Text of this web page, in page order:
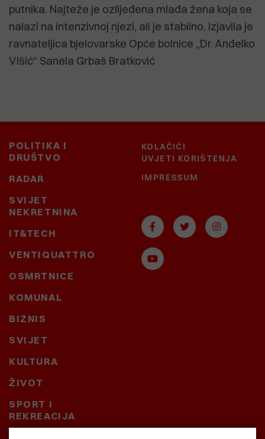
putnika. Najteže je ozlijeđena mlađa žena koja se
nalazi na intenzivnoj njezi, ali je stabilno, izjavila je
ravnateljica bjelovarske Opće bolnice „Dr. Anđelko
Višić“ Sanela Grbaš Bratković
POLITIKA I
DRUŠTVO
RADAR
SVIJET
NEKRETNINA
IT&TECH
VENTIQUATTRO
OSMRTNICE
KOMUNAL
BIZNIS
SVIJET
KULTURA
ŽIVOT
SPORT I
REKREACIJA
KOLAČIĆI
UVJETI KORIŠTENJA
IMPRESSUM